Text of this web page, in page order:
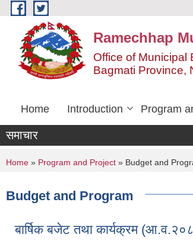
Skip to main content
Ramechhap
Office of Municipal
Bagmati Province,
Home Introduction Program
समाचार
You are here
Home » Program and Project » Budget and
Budget and Program
बार्षिक बजेट तथा कार्यक्रम